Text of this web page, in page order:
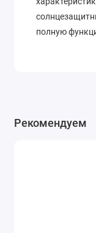
полную
получить
так и для
Рекомендуем